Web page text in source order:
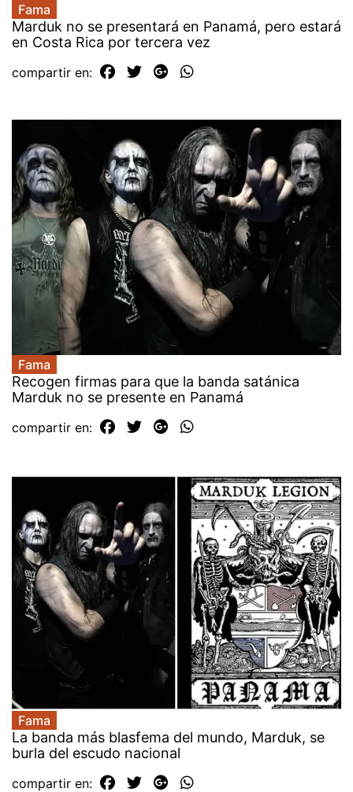
Fama
Marduk no se presentará en Panamá, pero estará
en Costa Rica por tercera vez
compartir en:
Fama
Recogen firmas para que la banda satánica
Marduk no se presente en Panamá
compartir en:
Fama
La banda más blasfema del mundo, Marduk, se
burla del escudo nacional
compartir en: